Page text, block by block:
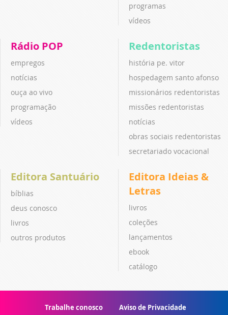
programas
vídeos
Rádio POP
empregos
notícias
ouça ao vivo
programação
vídeos
Redentoristas
história pe. vitor
hospedagem santo afonso
missionários redentoristas
missões redentoristas
notícias
obras sociais redentoristas
secretariado vocacional
Editora Santuário
bíblias
deus conosco
livros
outros produtos
Editora Ideias &
Letras
livros
coleções
lançamentos
ebook
catálogo
Trabalhe conosco Aviso de Privacidade